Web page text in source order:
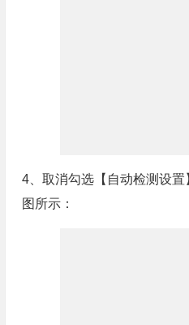
4、取消勾选【自动检测设
图所示：